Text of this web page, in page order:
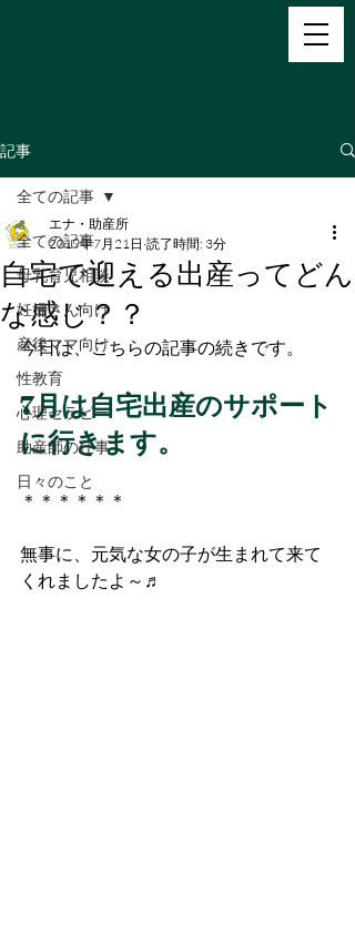
記事
全ての記事
母乳育児相談
妊婦さん向け
産後ママ向け
性教育
心理セラピー
助産師の仕事
日々のこと
全ての記事
自宅で迎える出産ってどん
な感じ？？
エナ・助産所
2019年7月21日 読了時間: 3分
今日は、こちらの記事の続きです。
7月は自宅出産のサポート
に行きます。
＊＊＊＊＊＊
無事に、元気な女の子が生まれて来て
くれましたよ～♬